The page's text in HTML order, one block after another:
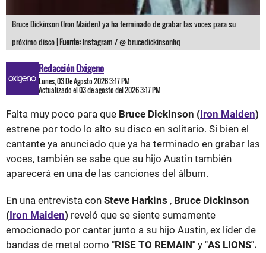
Bruce Dickinson (Iron Maiden) ya ha terminado de grabar las voces para su
próximo disco |Fuente: Instagram / @ brucedickinsonhq
Redacción Oxigeno
Lunes, 03 De Agosto 2026 3:17 PM
Actualizado el 03 de agosto del 2026 3:17 PM
Falta muy poco para que Bruce Dickinson (Iron Maiden)
estrene por todo lo alto su disco en solitario. Si bien el
cantante ya anunciado que ya ha terminado en grabar las
voces, también se sabe que su hijo Austin también
aparecerá en una de las canciones del álbum.
En una entrevista con Steve Harkins , Bruce Dickinson
(Iron Maiden) reveló que se siente sumamente
emocionado por cantar junto a su hijo Austin, ex líder de
bandas de metal como "RISE TO REMAIN" y "AS LIONS".